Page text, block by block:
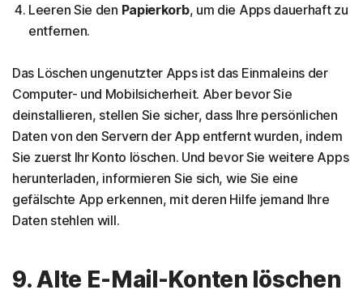
Leeren Sie den Papierkorb, um die Apps dauerhaft zu
entfernen.
Das Löschen ungenutzter Apps ist das Einmaleins der
Computer- und Mobilsicherheit. Aber bevor Sie
deinstallieren, stellen Sie sicher, dass Ihre persönlichen
Daten von den Servern der App entfernt wurden, indem
Sie zuerst Ihr Konto löschen. Und bevor Sie weitere Apps
herunterladen, informieren Sie sich, wie Sie eine
gefälschte App erkennen, mit deren Hilfe jemand Ihre
Daten stehlen will.
9. Alte E-Mail-Konten löschen